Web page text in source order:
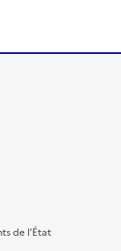
de l’État